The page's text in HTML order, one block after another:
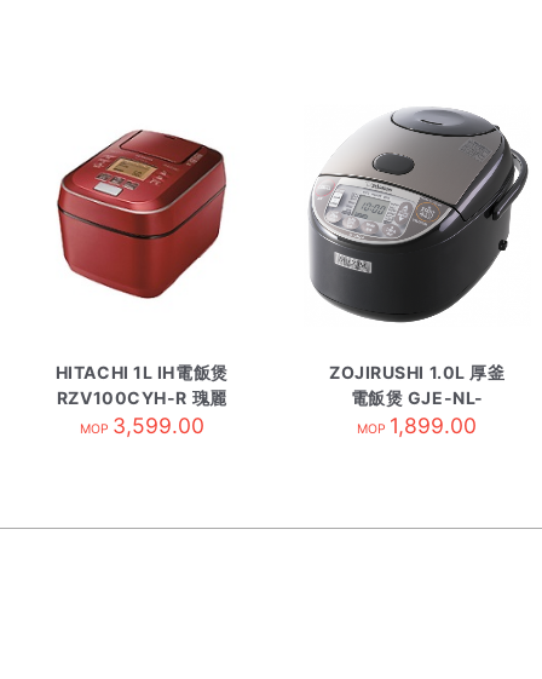
HITACHI 1L IH電飯煲
RZV100CYH-R 瑰麗
紅
MOP 3,599.00
ZOJIRUSHI 1.0L 厚釜
電飯煲 GJE-NL-
GAQ10-BM
MOP 1,899.00